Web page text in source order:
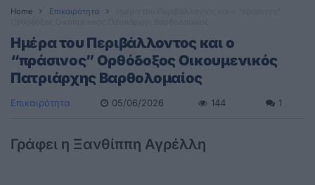
Home Επικαιρότητα
Ημέρα του Περιβάλλοντος και ο
“πράσινος” Ορθόδοξος Οικουμενικός
Πατριάρχης Βαρθολομαίος
Επικαιρότητα 05/06/2026 144 1
Γράφει η Ξανθίππη Αγρέλλη